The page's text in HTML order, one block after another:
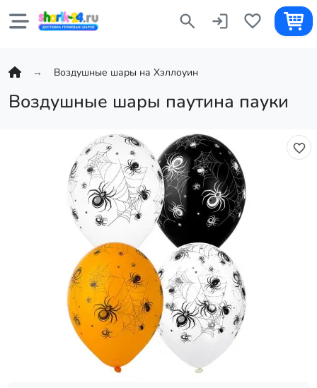
Воздушные шары на Хэллоуин
Воздушные шары паутина пауки